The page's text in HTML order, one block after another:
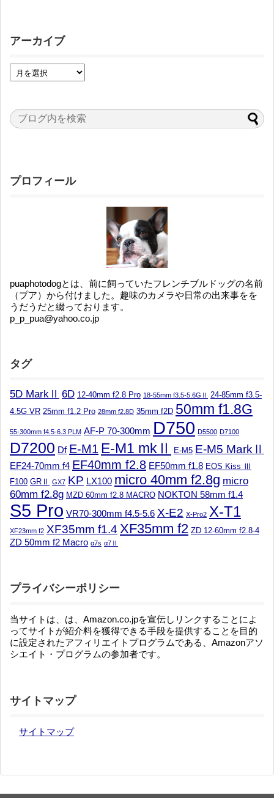
アーカイブ
プロフィール
puaphotodogとは、前に飼っていたフレンチブルドッグの名前
（プア）から付けました。趣味のカメラや日常の出来事をを
うだうだと綴っております。
p_p_pua@yahoo.co.jp
タグ
5D MarkⅡ 6D 12-40mm f2.8 Pro 18-55mm f3.5-5.6GⅡ
24-85mm f3.5-
4.5G VR 25mm f1.2 Pro 28mm f2.8D 35mm f2D 50mm f1.8G
55-300mm f4.5-6.3 PLM AF-P 70-300mm D750 D5500 D7100
D7200 Df E-M1 E-M1 mkⅡ E-M5 E-M5 MarkⅡ
EF24-70mm f4 EF40mm f2.8 EF50mm f1.8 EOS Kiss Ⅲ
F100 GRⅡ GX7 KP LX100 micro 40mm f2.8g micro
60mm f2.8g MZD 60mm f2.8 MACRO NOKTON 58mm f1.4
S5 Pro VR70-300mm f4.5-5.6 X-E2 X-Pro2 X-T1
XF23mm f2 XF35mm f1.4 XF35mm f2 ZD 12-60mm f2.8-4
ZD 50mm f2 Macro α7s α7Ⅱ
プライバシーポリシー
当サイトは、は、Amazon.co.jpを宣伝しリンクすることによ
ってサイトが紹介料を獲得できる手段を提供することを目的
に設定されたアフィリエイトプログラムである、Amazonアソ
シエイト・プログラムの参加者です。
サイトマップ
サイトマップ